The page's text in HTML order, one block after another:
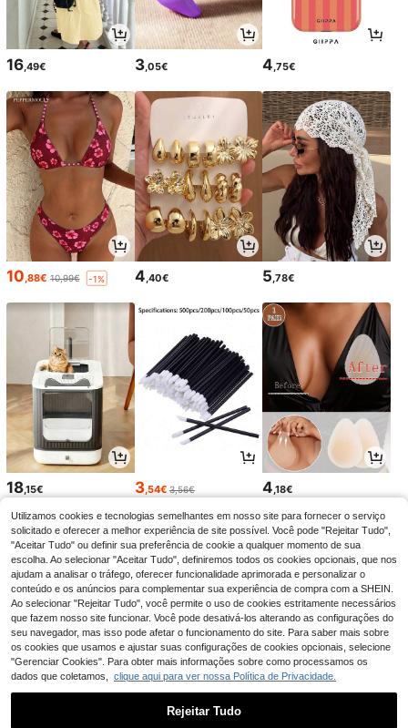
16 ,49€ 3,05€ 4 ,75€
10,88€ 10,99€ -1% 4,40€ 5,78€
18,15€ 3,54€ 3,56€ 4,18€
12
Utilizamos cookies e tecnologias semelhantes em nosso site para fornecer o serviço
solicitado e oferecer a melhor experiência de site possível. Você pode "Rejeitar Tudo",
"Aceitar Tudo" ou definir sua preferência de cookie a qualquer momento de sua
escolha. Ao selecionar "Aceitar Tudo", definiremos todos os cookies opcionais, que nos
ajudam a analisar o tráfego, oferecer funcionalidade aprimorada e personalizar o
conteúdo e os anúncios para complementar sua experiência de compra com a SHEIN.
Ao selecionar "Rejeitar Tudo", você permite o uso de cookies estritamente necessários
que fazem nosso site funcionar. Você pode desativá-los alterando as configurações do
seu navegador, mas isso pode afetar o funcionamento do site. Para saber mais sobre
os cookies que usamos e ajustar suas configurações de cookies opcionais, selecione
"Gerenciar Cookies". Para obter mais informações sobre como processamos os
dados que coletamos, clique aqui para ver nossa Política de Privacidade.
Rejeitar Tudo